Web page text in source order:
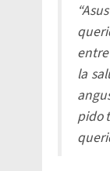
la
pido